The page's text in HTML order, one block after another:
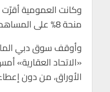
وكانت العمومية
منحة 8% على المساهمين.
وأوقف سوق دبي
«الاتحاد العقارية»
الأوراق، من دون